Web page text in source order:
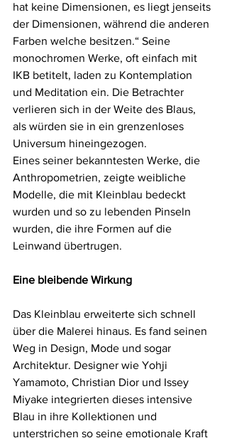
hat keine Dimensionen, es liegt jenseits
der Dimensionen, während die anderen
Farben welche besitzen.“ Seine
monochromen Werke, oft einfach mit
IKB betitelt, laden zu Kontemplation
und Meditation ein. Die Betrachter
verlieren sich in der Weite des Blaus,
als würden sie in ein grenzenloses
Universum hineingezogen.
Eines seiner bekanntesten Werke, die
Anthropometrien, zeigte weibliche
Modelle, die mit Kleinblau bedeckt
wurden und so zu lebenden Pinseln
wurden, die ihre Formen auf die
Leinwand übertrugen.
Eine bleibende Wirkung
Das Kleinblau erweiterte sich schnell
über die Malerei hinaus. Es fand seinen
Weg in Design, Mode und sogar
Architektur. Designer wie Yohji
Yamamoto, Christian Dior und Issey
Miyake integrierten dieses intensive
Blau in ihre Kollektionen und
unterstrichen so seine emotionale Kraft